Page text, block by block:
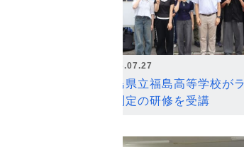
2026.07.27
福島県立福島高等学校が
ン測定の研修を受講